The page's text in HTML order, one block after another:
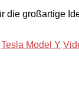
großartige
Tesla Model Y